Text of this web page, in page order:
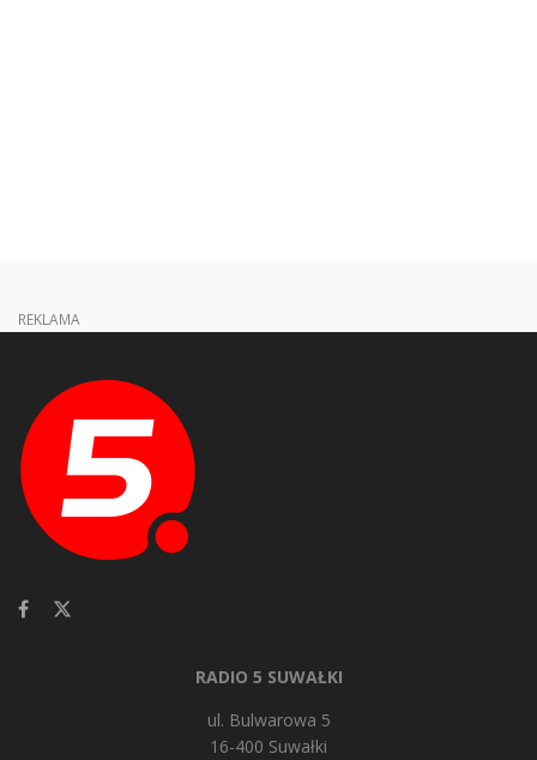
REKLAMA
RADIO 5 SUWAŁKI
ul. Bulwarowa 5
16-400 Suwałki